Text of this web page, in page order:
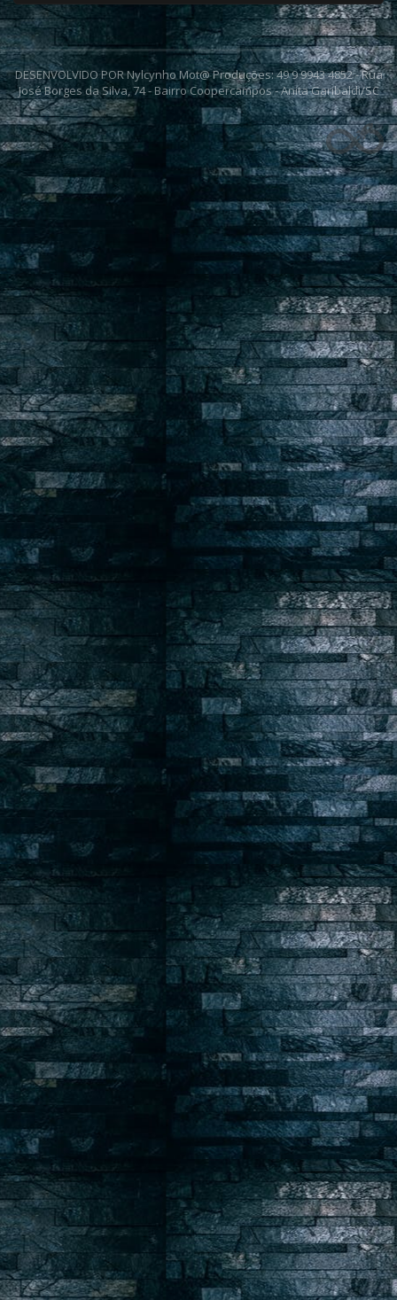
DESENVOLVIDO POR Nylcynho Mot@ Produções: 49 9 9943 4852 - Rua
José Borges da Silva, 74 - Bairro Coopercampos - Anita Garibaldi/SC